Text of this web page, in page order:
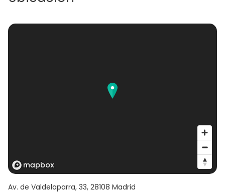
Av. de Valdelaparra, 33, 28108 Madrid